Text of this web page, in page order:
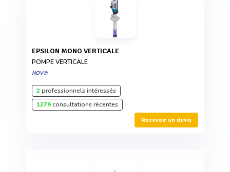
EPSILON MONO VERTICALE
POMPE VERTICALE
NOV®
2professionnels intéressés
1279consultations récentes
Recevoir un devis